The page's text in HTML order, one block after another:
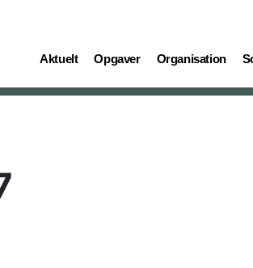
Aktuelt
(current) Opgaver
(current) Organisation
(current)